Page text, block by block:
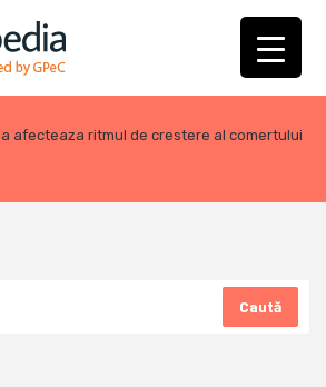
afecteaza ritmul de crestere al comertului
Caută